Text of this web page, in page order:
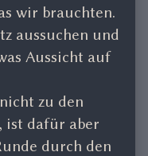
wir brauchten.
aussuchen und
Aussicht auf
zu den
ist dafür aber
durch den